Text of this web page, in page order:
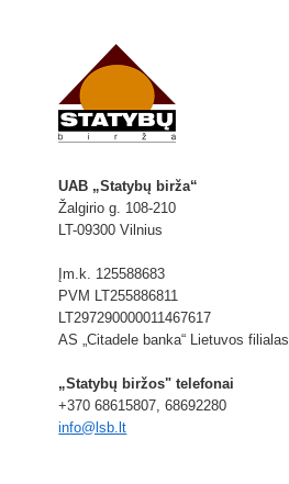
UAB „Statybų birža“
Žalgirio g. 108-210
LT-09300 Vilnius
Įm.k. 125588683
PVM LT255886811
LT297290000011467617
AS „Citadele banka“ Lietuvos filialas
„Statybų biržos" telefonai
+370 68615807, 68692280
info@lsb.lt